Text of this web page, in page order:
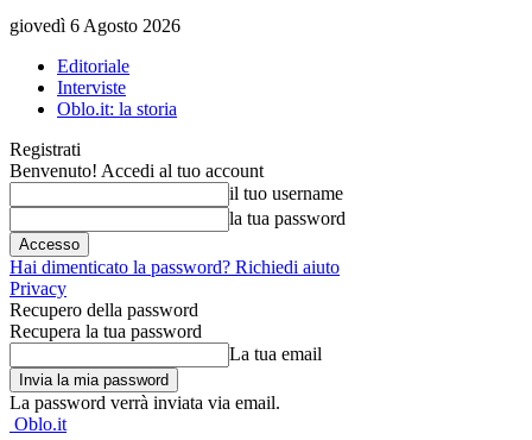
giovedì 6 Agosto 2026
Editoriale
Interviste
Oblo.it: la storia
Registrati
Benvenuto! Accedi al tuo account
il tuo username
la tua password
Hai dimenticato la password? Richiedi aiuto
Privacy
Recupero della password
Recupera la tua password
La tua email
La password verrà inviata via email.
Oblo.it